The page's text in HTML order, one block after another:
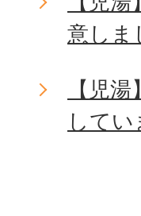
意しま
【児
してい